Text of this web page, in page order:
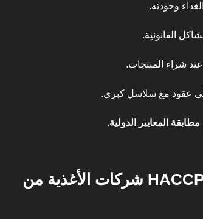
وجودته.
القانونية.
شراء المنتجات.
عقود مع سلاسل كبرى.
مطابقة المعايير الدولية.
كيف يحمي نظام HACCP شركات الأغذية من